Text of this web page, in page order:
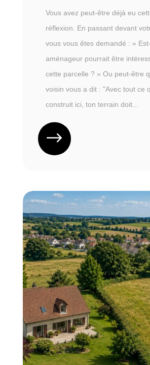
Vous avez peut-être déjà eu
réflexion. En passant devant
vous vous êtes demandé : «
aménageur pourrait être
cette parcelle ? » Ou peut-être
voisin vous a dit : "Avec tout ce
construit ici, ton terrain doit...